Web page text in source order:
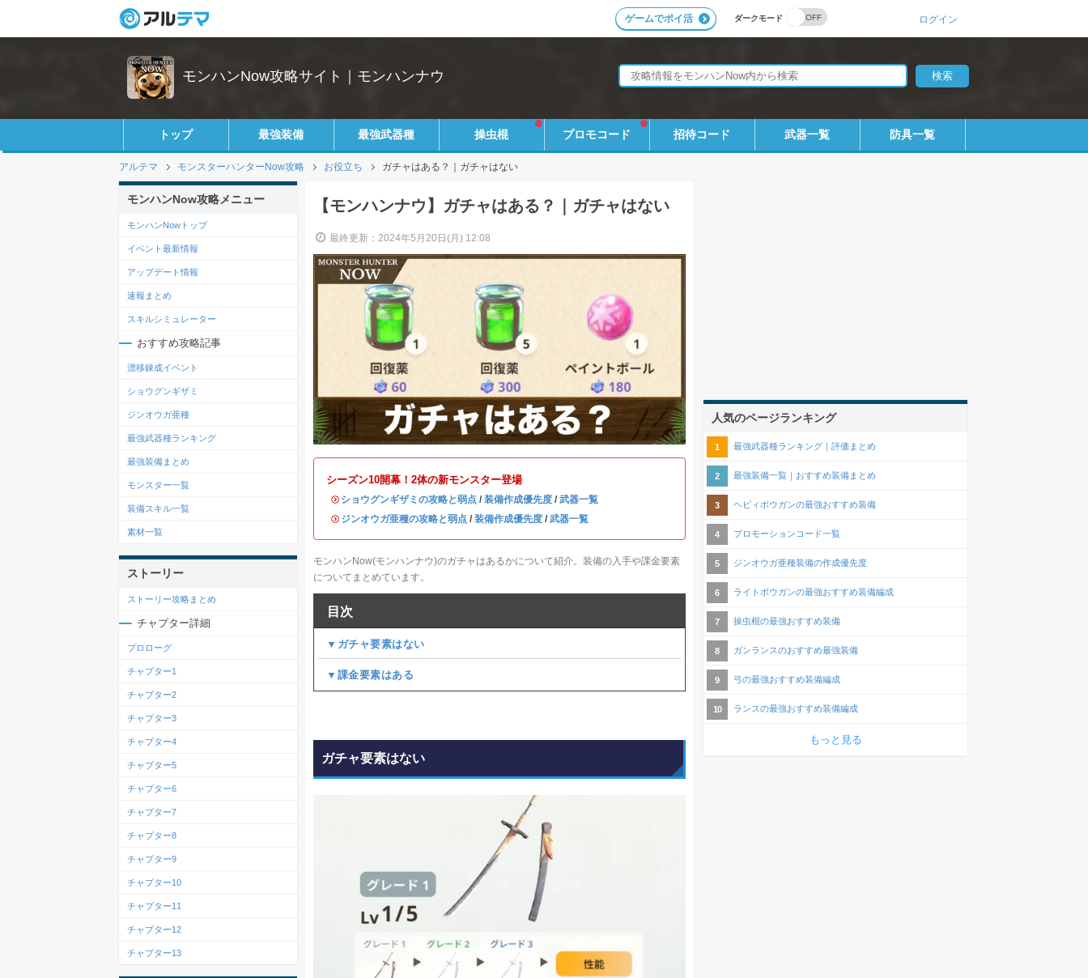
ダークモード
ゲームでポイ活 ログイン
モンハンNow攻略サイト｜モンハンナウ
トップ 最強装備 最強武器種 操虫棍 プロモコード 招待コード 武器一覧 防具一覧
アルテマ モンスターハンターNow攻略 お役立ち ガチャはある？｜ガチャはない
【モンハンナウ】ガチャはある？｜ガチャはない
最終更新：2024年5月20日(月) 12:08
シーズン10開幕！2体の新モンスター登場
・ ショウグンギザミの攻略と弱点 / 装備作成優先度 / 武器一覧
・ ジンオウガ亜種の攻略と弱点 / 装備作成優先度 / 武器一覧
モンハンNow(モンハンナウ)のガチャはあるかについて紹介。装備の入手や課金要素
についてまとめています。
目次
▼ガチャ要素はない
▼課金要素はある
ガチャ要素はない
モンハンNow攻略メニュー
モンハンNowトップ
イベント最新情報
アップデート情報
速報まとめ
スキルシミュレーター
おすすめ攻略記事
漂移錬成イベント
ショウグンギザミ
ジンオウガ亜種
最強武器種ランキング
最強装備まとめ
モンスター一覧
装備スキル一覧
素材一覧
ストーリー
ストーリー攻略まとめ
チャプター詳細
プロローグ
チャプター1
チャプター2
チャプター3
チャプター4
チャプター5
チャプター6
チャプター7
チャプター8
チャプター9
チャプター10
チャプター11
チャプター12
チャプター13
人気のページランキング
最強武器種ランキング｜評価まとめ
最強装備一覧｜おすすめ装備まとめ
ヘビィボウガンの最強おすすめ装備
プロモーションコード一覧
ジンオウガ亜種装備の作成優先度
ライトボウガンの最強おすすめ装備編成
操虫棍の最強おすすめ装備
ガンランスのおすすめ最強装備
弓の最強おすすめ装備編成
ランスの最強おすすめ装備編成
もっと見る